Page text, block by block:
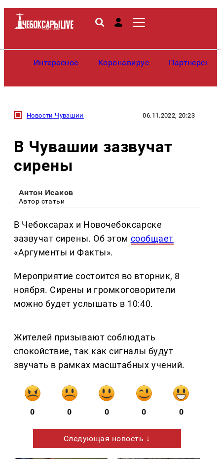
Интересное Коронавирус
Новости Чувашии 06.11.2022, 20:23
В Чувашии зазвучат
сирены
Антон Исаков
Автор статьи
В Чебоксарах и Новочебоксарске
зазвучат сирены. Об этом сообщает
«Аргументы и Факты».
Мероприятие состоится во вторник, 8
ноября. Сирены и громкоговорители
можно будет услышать в 10:40.
Жителей призывают соблюдать
спокойствие, так как сигналы будут
звучать в рамках масштабных учений.
0 0 0 0 0
Следующая новость ↓